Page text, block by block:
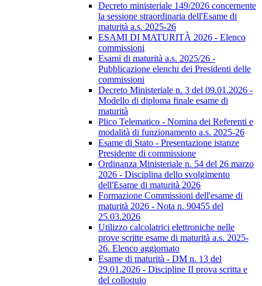
Decreto ministeriale 149/2026 concernente
la sessione straordinaria dell'Esame di
maturità a.s. 2025-26
ESAMI DI MATURITÀ 2026 - Elenco
commissioni
Esami di maturità a.s. 2025/26 -
Pubblicazione elenchi dei Presidenti delle
commissioni
Decreto Ministeriale n. 3 del 09.01.2026 -
Modello di diploma finale esame di
maturità
Plico Telematico - Nomina dei Referenti e
modalità di funzionamento a.s. 2025-26
Esame di Stato - Presentazione istanze
Presidente di commissione
Ordinanza Ministeriale n. 54 del 26 marzo
2026 - Disciplina dello svolgimento
dell'Esame di maturità 2026
Formazione Commissioni dell'esame di
maturità 2026 - Nota n. 90455 del
25.03.2026
Utilizzo calcolatrici elettroniche nelle
prove scritte esame di maturità a.s. 2025-
26. Elenco aggiornato
Esame di maturità - DM n. 13 del
29.01.2026 - Discipline II prova scritta e
del colloquio